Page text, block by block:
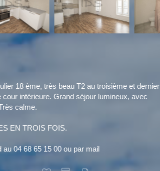
18 ème, très beau T2 au troisième et dernier
intérieure. Grand séjour lumineux, avec
calme.
EN TROIS FOIS.
04 68 65 15 00 ou par mail